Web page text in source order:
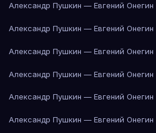
Александр Пушкин — Евгений Онегин
Александр Пушкин — Евгений Онегин
Александр Пушкин — Евгений Онегин
Александр Пушкин — Евгений Онегин
Александр Пушкин — Евгений Онегин
Александр Пушкин — Евгений Онегин